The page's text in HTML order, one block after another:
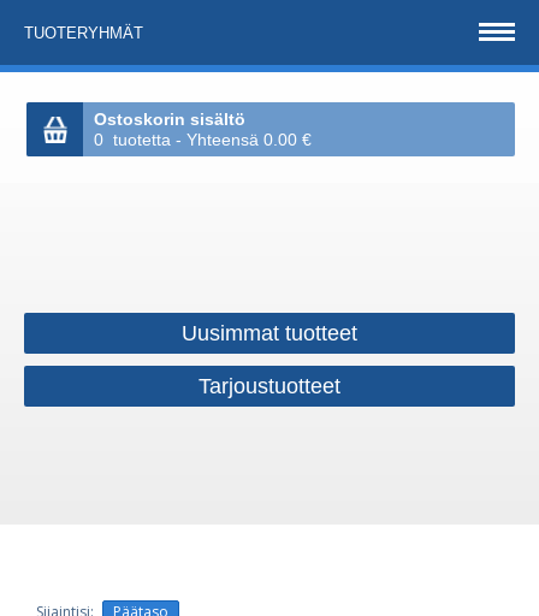
TUOTERYHMÄT
Ostoskorin sisältö
0 tuotetta - Yhteensä 0.00 €
Uusimmat tuotteet
Tarjoustuotteet
Päätaso